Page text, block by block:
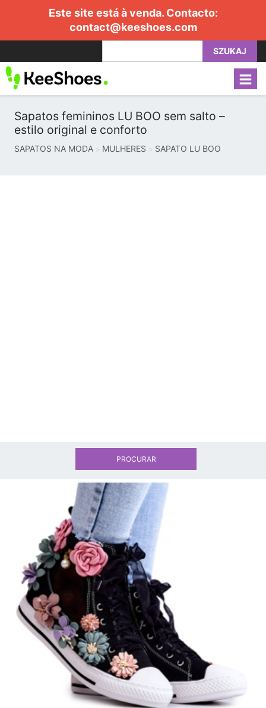
Este site está à venda. Contacto:
contact@keeshoes.com
SZUKAJ
Sapatos femininos LU BOO sem salto –
estilo original e conforto
SAPATOS NA MODA MULHERES SAPATO LU BOO
PROCURAR